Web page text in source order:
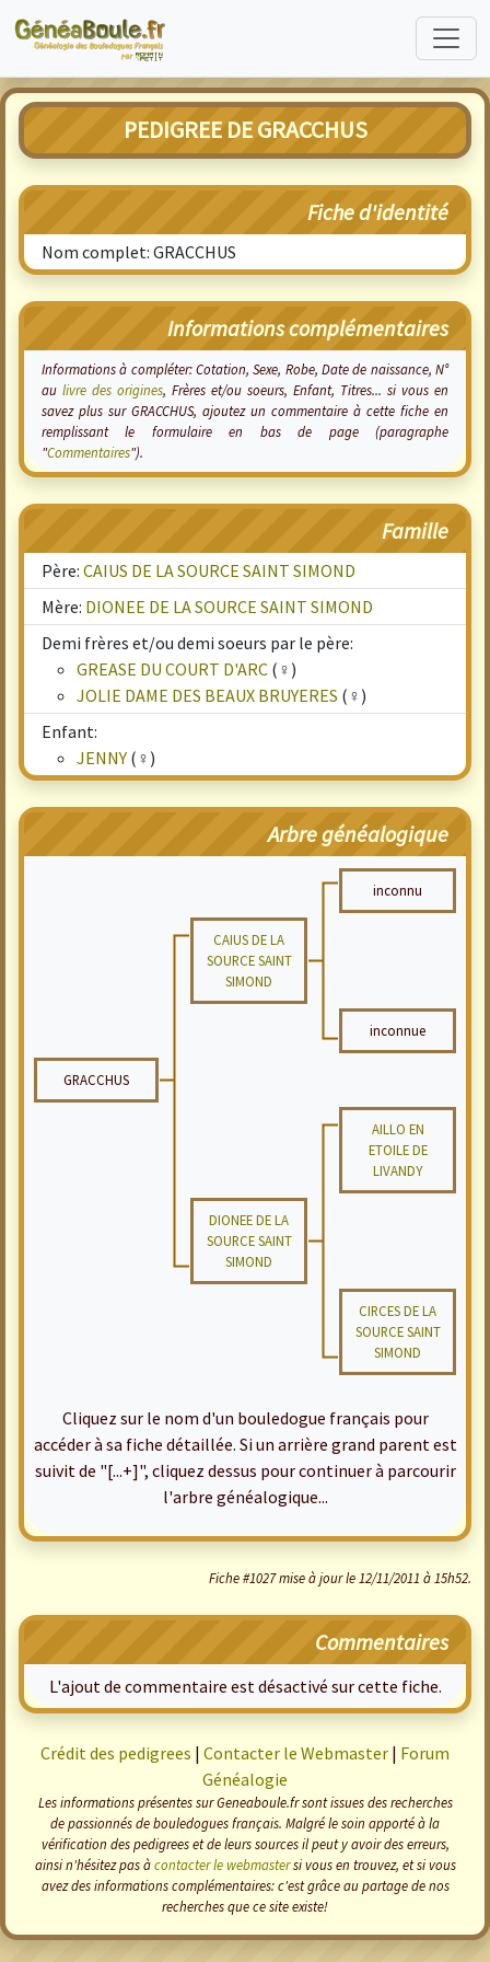
PEDIGREE DE GRACCHUS
Fiche d'identité
Nom complet: GRACCHUS
Informations complémentaires
Informations à compléter: Cotation, Sexe, Robe, Date de naissance, N°
au livre des origines, Frères et/ou soeurs, Enfant, Titres... si vous en
savez plus sur GRACCHUS, ajoutez un commentaire à cette fiche en
remplissant le formulaire en bas de page (paragraphe
"Commentaires").
Famille
Père: CAIUS DE LA SOURCE SAINT SIMOND
Mère: DIONEE DE LA SOURCE SAINT SIMOND
Demi frères et/ou demi soeurs par le père:
GREASE DU COURT D'ARC (♀)
JOLIE DAME DES BEAUX BRUYERES (♀)
Enfant:
JENNY (♀)
Arbre généalogique
inconnu
CAIUS DE LA
SOURCE SAINT
SIMOND
inconnue
GRACCHUS
AILLO EN
ETOILE DE
LIVANDY
DIONEE DE LA
SOURCE SAINT
SIMOND
CIRCES DE LA
SOURCE SAINT
SIMOND
Cliquez sur le nom d'un bouledogue français pour
accéder à sa fiche détaillée. Si un arrière grand parent est
suivit de "[...+]", cliquez dessus pour continuer à parcourir
l'arbre généalogique...
Fiche #1027 mise à jour le 12/11/2011 à 15h52.
Commentaires
L'ajout de commentaire est désactivé sur cette fiche.
Crédit des pedigrees | Contacter le Webmaster | Forum
Généalogie
Les informations présentes sur Geneaboule.fr sont issues des recherches
de passionnés de bouledogues français. Malgré le soin apporté à la
vérification des pedigrees et de leurs sources il peut y avoir des erreurs,
ainsi n'hésitez pas àcontacter le webmastersi vous en trouvez, et si vous
avez des informations complémentaires: c'est grâce au partage de nos
recherches que ce site existe!